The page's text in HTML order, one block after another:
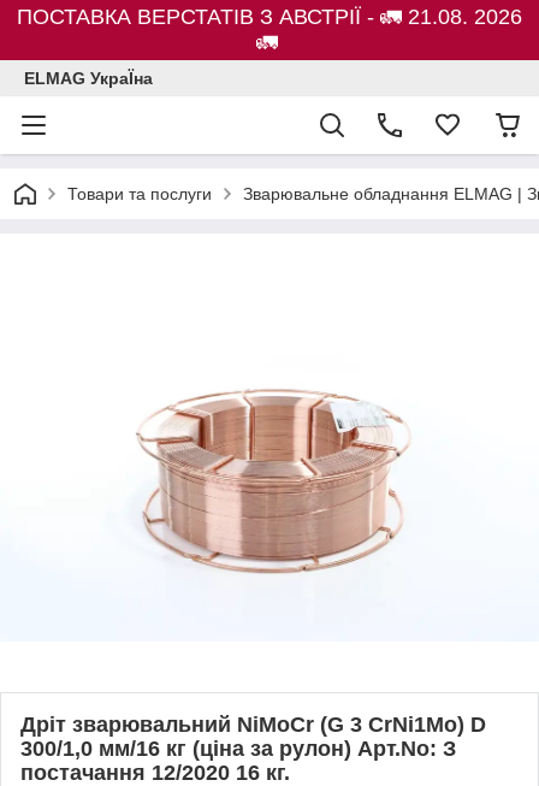
ПОСТАВКА ВЕРСТАТІВ З АВСТРІЇ - 🚛 21.08. 2026
🚛
ELMAG УкраЇна
Товари та послуги Зварювальне обладнання ELMAG |
Дріт зварювальний NiMoCr (G 3 CrNi1Mo) D
300/1,0 мм/16 кг (ціна за рулон) Арт.No: З
постачання 12/2020 16 кг.